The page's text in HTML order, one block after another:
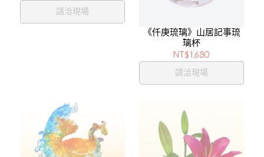
請洽現場
《仟庚琉璃》山居記事琉
璃杯
NT$1,680
請洽現場